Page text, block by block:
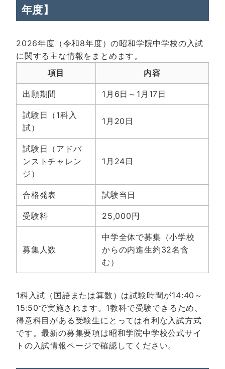
年度】
2026年度（令和8年度）の昭和学院中学校の入試
に関する主な情報をまとめます。
項目
内容
出願期間 1月6日～1月17日
試験日（1科入
試）
1月20日
試験日（アドバ
ンストチャレン
ジ）
1月24日
合格発表 試験当日
受験料 25,000円
募集人数
中学全体で募集（小学校
からの内進生約32名含
む）
1科入試（国語または算数）は試験時間が14:40～
15:50で実施されます。1教科で受験できるため、
得意科目がある受験生にとっては有利な入試方式
です。最新の募集要項は昭和学院中学校公式サイ
トの入試情報ページで確認してください。